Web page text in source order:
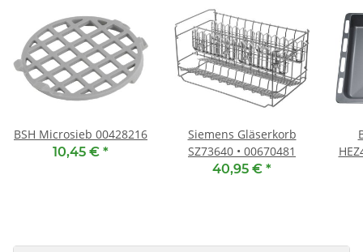
BSH Microsieb 00428216
10,45 € *
Siemens Gläserkorb
SZ73640 • 00670481
40,95 € *